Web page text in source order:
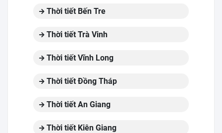
Thời tiết Bến Tre
Thời tiết Trà Vinh
Thời tiết Vĩnh Long
Thời tiết Đồng Tháp
Thời tiết An Giang
Thời tiết Kiên Giang